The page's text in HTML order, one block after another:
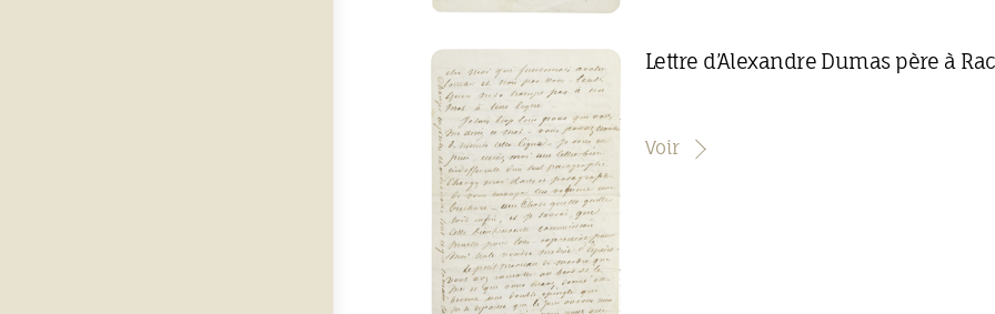
Lettre d’Alexandre Dumas père à
Voir